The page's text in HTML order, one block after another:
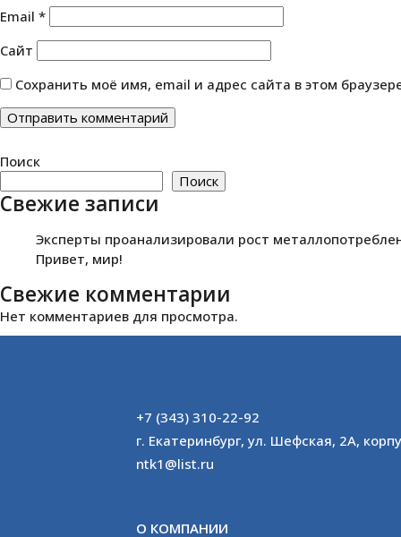
Email *
Сайт
Сохранить моё имя, email и адрес сайта в этом
Поиск
Поиск
Свежие записи
Эксперты проанализировали рост
Привет, мир!
Свежие комментарии
Нет комментариев для просмотра.
+7 (343) 310-22-92
г. Екатеринбург, ул. Шефская, 2А,
ntk1@list.ru
О КОМПАНИИ